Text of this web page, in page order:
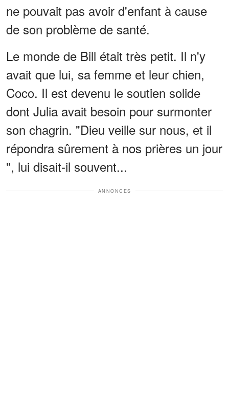
ne pouvait pas avoir d'enfant à cause
de son problème de santé.
Le monde de Bill était très petit. Il n'y
avait que lui, sa femme et leur chien,
Coco. Il est devenu le soutien solide
dont Julia avait besoin pour surmonter
son chagrin. "Dieu veille sur nous, et il
répondra sûrement à nos prières un jour
", lui disait-il souvent...
ANNONCES